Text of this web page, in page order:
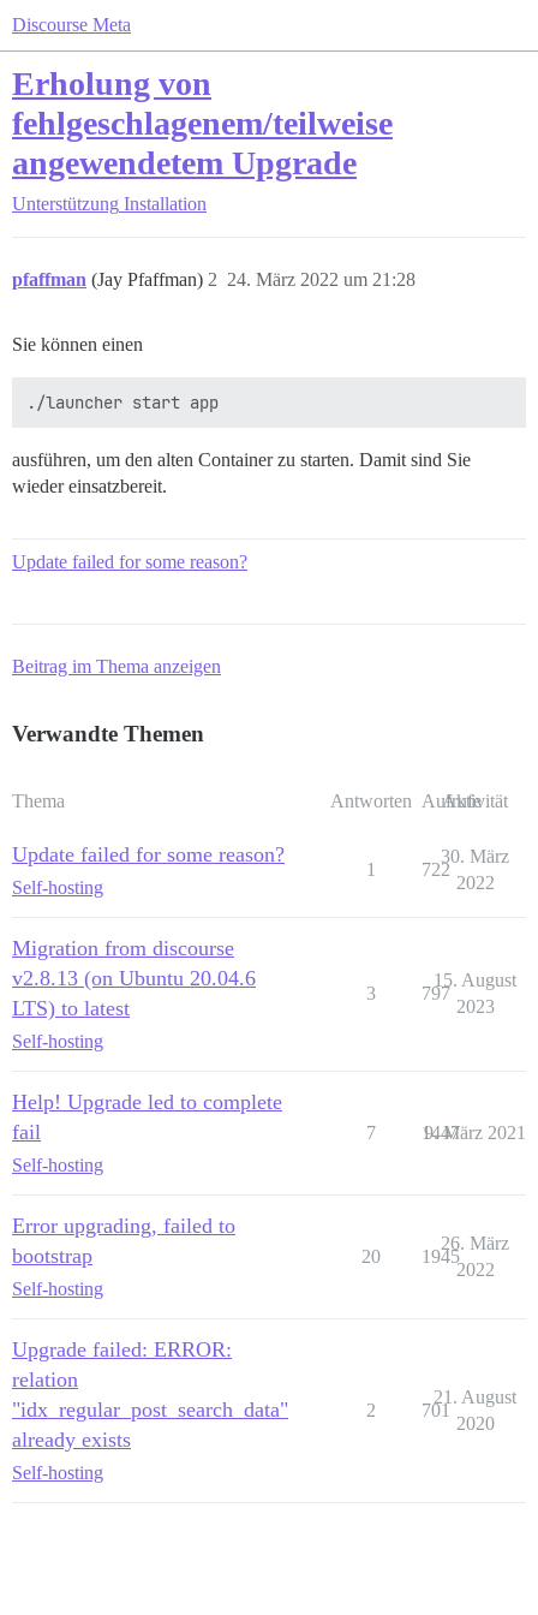
Discourse Meta
Erholung von
fehlgeschlagenem/teilweise
angewendetem Upgrade
Unterstützung Installation
pfaffman (Jay Pfaffman) 24. März 2022 um 21:28
2
Sie können einen
ausführen, um den alten Container zu starten. Damit sind Sie
wieder einsatzbereit.
Update failed for some reason?
Beitrag im Thema anzeigen
Verwandte Themen
Thema Antworten Aufrufe
Aktivität
Update failed for some reason?
Self-hosting
1 722
30. März
2022
Migration from discourse
v2.8.13 (on Ubuntu 20.04.6
LTS) to latest
Self-hosting
3 797
15. August
2023
Help! Upgrade led to complete
fail
Self-hosting
7 1447
9. März 2021
Error upgrading, failed to
bootstrap
Self-hosting
20 1945
26. März
2022
Upgrade failed: ERROR:
relation
"idx_regular_post_search_data"
already exists
Self-hosting
2 701
21. August
2020